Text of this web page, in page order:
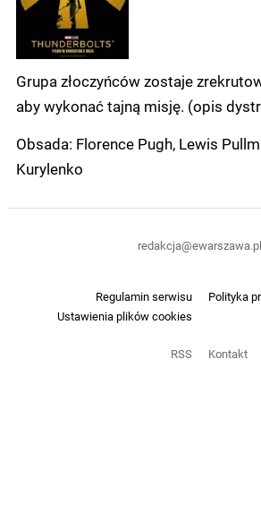
Grupa złoczyńców zostaje
aby wykonać tajną misję. (opis
Obsada: Florence Pugh, Lewis
Kurylenko
Regulamin serwisu
Polityka
Ustawienia plików cookies
RSS Kontakt
redakcja@ewarszawa.pl